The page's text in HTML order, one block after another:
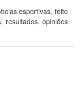
esportivas, feito
resultados, opiniões